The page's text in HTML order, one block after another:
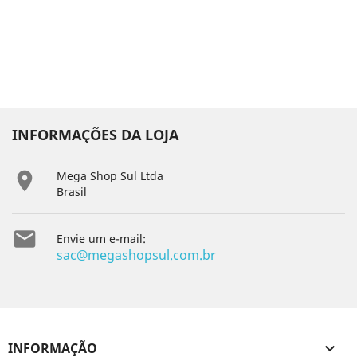
INFORMAÇÕES DA LOJA

Mega Shop Sul Ltda
Brasil
 Envie um e-mail:
sac@megashopsul.com.br
INFORMAÇÃO 